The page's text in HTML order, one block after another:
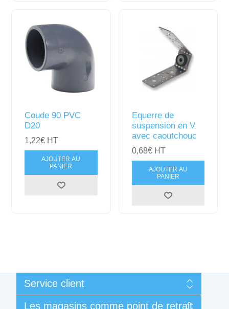
Coude 90 PVC
D20
1,22€ HT
AJOUTER AU
PANIER
Equerre de
suspension en V
avec caoutchouc
0,68€ HT
AJOUTER AU
PANIER
Service client
Les magasins comme point de retrait